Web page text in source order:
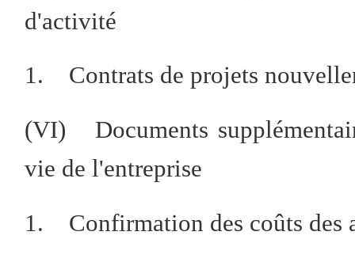
d'activité
1. Contrats de projets
(VI) Documents
vie de l'entreprise
1. Confirmation des coûts des